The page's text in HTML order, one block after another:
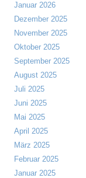
Januar 2026
Dezember 2025
November 2025
Oktober 2025
September 2025
August 2025
Juli 2025
Juni 2025
Mai 2025
April 2025
März 2025
Februar 2025
Januar 2025